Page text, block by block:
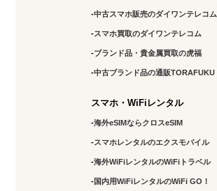
中古スマホ販売のダイワンテレコム
スマホ買取のダイワンテレコム
ブランド品・貴金属買取の虎福
中古ブランド品の通販TORAFUKU
スマホ・WiFiレンタル
海外eSIMならクロスeSIM
スマホレンタルのエクスモバイル
海外WiFiレンタルのWiFiトラベル
国内用WiFiレンタルのWiFi GO！